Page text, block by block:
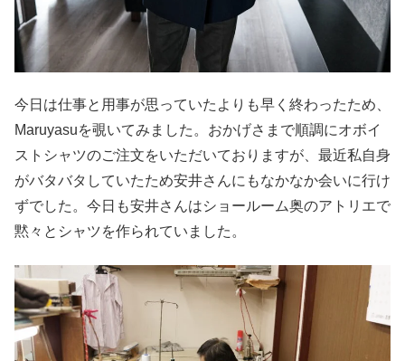
今日は仕事と用事が思っていたよりも早く終わったため、
Maruyasuを覗いてみました。おかげさまで順調にオボイ
ストシャツのご注文をいただいておりますが、最近私自身
がバタバタしていたため安井さんにもなかなか会いに行け
ずでした。今日も安井さんはショールーム奥のアトリエで
黙々とシャツを作られていました。